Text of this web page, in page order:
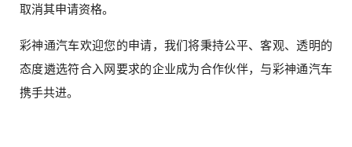
取消其申请资格。
彩神通汽车欢迎您的申请，我们将秉持公平、客观、透明的
态度遴选符合入网要求的企业成为合作伙伴，与彩神通汽车
携手共进。